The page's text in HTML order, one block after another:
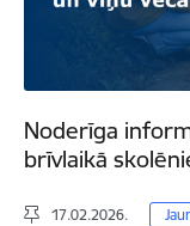
Noderīga
brīvlaikā
17.02.2026.